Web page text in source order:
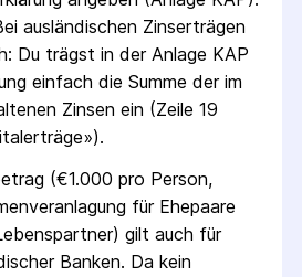
ausländischen Zins­erträgen
Du trägst in der Anlage KAP
einfach die Summe der im
Zinsen ein (Zeile 19
(€1.000 pro Person,
für Ehepaare
gilt auch für
Banken. Da kein